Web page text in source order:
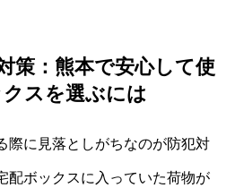
策：熊本で安心して使
スを選ぶには
際に見落としがちなのが防犯対
配ボックスに入っていた荷物が